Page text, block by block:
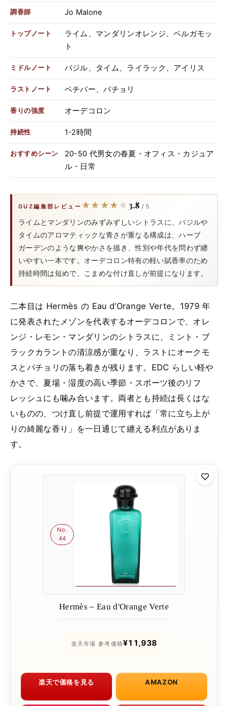
調香師 Jo Malone
トップノート
ライム、マンダリンオレンジ、ベルガモッ
ト
ミドルノート バジル、タイム、ライラック、アイリス
ラストノート ベチバー、パチョリ
香りの強度 オーデコロン
持続性 1-2時間
おすすめシーン
20-50 代男女の春夏・オフィス・カジュア
ル・日常
GUZ編集部レビュー ★★★★★
★★★★★ 3.8 / 5
ライムとマンダリンのみずみずしいシトラスに、バジルや
タイムのアロマティックな青さが重なる構成は、ハーブ
ガーデンのような爽やかさを描き、性別や年代を問わず纏
いやすい一本です。オーデコロン特有の軽い賦香率のため
持続時間は短めで、こまめな付け直しが前提になります。
二本目は Hermès の Eau d’Orange Verte。1979 年
に発表されたメゾンを代表するオーデコロンで、オレ
ンジ・レモン・マンダリンのシトラスに、ミント・ブ
ラックカラントの清涼感が重なり、ラストにオークモ
スとパチョリの落ち着きが残ります。EDC らしい軽や
かさで、夏場・湿度の高い季節・スポーツ後のリフ
レッシュにも噛み合います。両者とも持続は長くはな
いものの、つけ直し前提で運用すれば「常に立ち上が
りの綺麗な香り」を一日通じて纏える利点がありま
す。
No.
44
Hermès – Eau d'Orange Verte
楽天市場 参考価格¥11,938
楽天で価格を見る AMAZON